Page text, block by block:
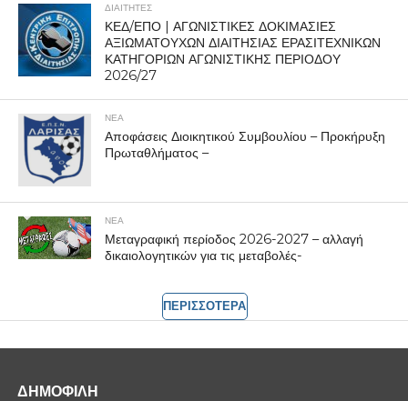
ΔΙΑΙΤΗΤΕΣ
ΚΕΔ/ΕΠΟ | ΑΓΩΝΙΣΤΙΚΕΣ ΔΟΚΙΜΑΣΙΕΣ
ΑΞΙΩΜΑΤΟΥΧΩΝ ΔΙΑΙΤΗΣΙΑΣ ΕΡΑΣΙΤΕΧΝΙΚΩΝ
ΚΑΤΗΓΟΡΙΩΝ ΑΓΩΝΙΣΤΙΚΗΣ ΠΕΡΙΟΔΟΥ
2026/27
ΝΕΑ
Αποφάσεις Διοικητικού Συμβουλίου – Προκήρυξη
Πρωταθλήματος –
ΝΕΑ
Μεταγραφική περίοδος 2026-2027 – αλλαγή
δικαιολογητικών για τις μεταβολές-
ΠΕΡΙΣΣΟΤΕΡΑ
ΔΗΜΟΦΙΛΗ